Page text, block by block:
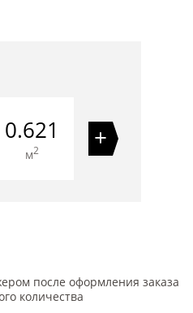
0.621
м2 +
после оформления заказа
количества